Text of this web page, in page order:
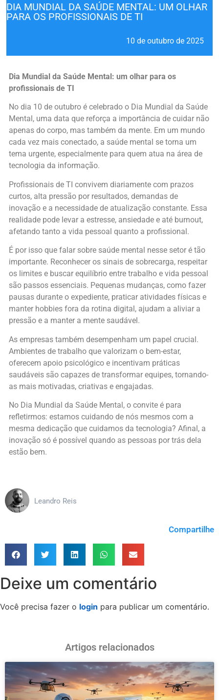
DIA MUNDIAL DA SAÚDE MENTAL: UM OLHAR
PARA OS PROFISSIONAIS DE TI
10 de outubro de 2025
Dia Mundial da Saúde Mental: um olhar para os
profissionais de TI
No dia 10 de outubro é celebrado o Dia Mundial da Saúde
Mental, uma data que reforça a importância de cuidar não
apenas do corpo, mas também da mente. Em um mundo
cada vez mais conectado, a saúde mental se torna um
tema urgente, especialmente para quem atua na área de
tecnologia da informação.
Profissionais de TI convivem diariamente com prazos
curtos, alta pressão por resultados, demandas de
inovação e a necessidade de atualização constante. Essa
realidade pode levar a estresse, ansiedade e até burnout,
afetando tanto a vida pessoal quanto a profissional.
É por isso que falar sobre saúde mental nesse setor é tão
importante. Reconhecer os sinais de sobrecarga, respeitar
os limites e buscar equilíbrio entre trabalho e vida pessoal
são passos essenciais. Pequenas mudanças, como fazer
pausas durante o expediente, praticar atividades físicas e
manter hobbies fora da rotina digital, ajudam a aliviar a
pressão e a manter a mente saudável.
As empresas também desempenham um papel crucial.
Ambientes de trabalho que valorizam o bem-estar,
oferecem apoio psicológico e incentivam práticas
saudáveis são capazes de transformar equipes, tornando-
as mais motivadas, criativas e engajadas.
No Dia Mundial da Saúde Mental, o convite é para
refletirmos: estamos cuidando de nós mesmos com a
mesma dedicação que cuidamos da tecnologia? Afinal, a
inovação só é possível quando as pessoas por trás dela
estão bem.
Leandro Reis
Compartilhe
Deixe um comentário
Você precisa fazer o login para publicar um comentário.
Artigos relacionados